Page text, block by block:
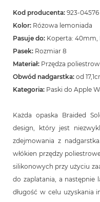
Kod producenta: 923-04576
Kolor: Różowa lemoniada
Pasuje do: Koperta: 40mm,
Pasek: Rozmiar 8
Materiał: Przędza
Obwód nadgarstka: od
Kategoria: Paski do Apple
Każda opaska Braided
design, który jest
zdejmowania z
włókien przędzy
silikonowych przy użyciu
do zaplatania, a następnie
długość w celu uzyskania